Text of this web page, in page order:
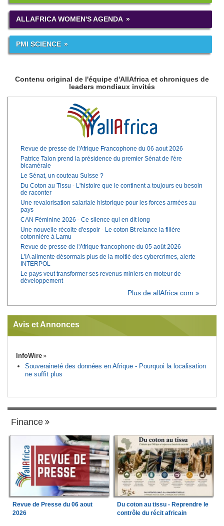
ALLAFRICA WOMEN'S AGENDA
PMI SCIENCE
Contenu original de l'équipe d'AllAfrica et chroniques de
leaders mondiaux invités
Revue de presse de l'Afrique Francophone du 06 aout 2026
Patrice Talon prend la présidence du premier Sénat de l'ère
bicamérale
Le Sénat, un couteau Suisse ?
Du Coton au Tissu - L'histoire que le continent a toujours eu besoin
de raconter
Une revalorisation salariale historique pour les forces armées au
pays
CAN Féminine 2026 - Ce silence qui en dit long
Une nouvelle récolte d'espoir - Le coton Bt relance la filière
cotonnière à Lamu
Revue de presse de l'Afrique francophone du 05 août 2026
L'IA alimente désormais plus de la moitié des cybercrimes, alerte
INTERPOL
Le pays veut transformer ses revenus miniers en moteur de
développement
Plus de allAfrica.com »
Avis et Annonces
InfoWire
Souveraineté des données en Afrique - Pourquoi la localisation
ne suffit plus
Finance
Revue de Presse du 06 aout
2026
Du coton au tissu - Reprendre le
contrôle du récit africain